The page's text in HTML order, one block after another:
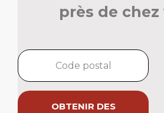
près de chez
OBTENIR DES